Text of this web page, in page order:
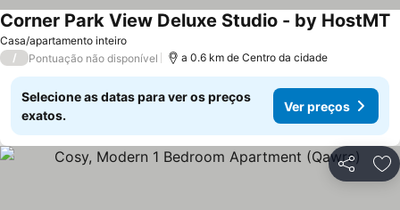
Casa/apartamento inteiro
Corner Park View Deluxe Studio - by HostMT
/ Pontuação não disponível a 0.6 km de Centro da cidade
Selecione as datas para ver os preços
exatos.
Ver preços
Partilhar